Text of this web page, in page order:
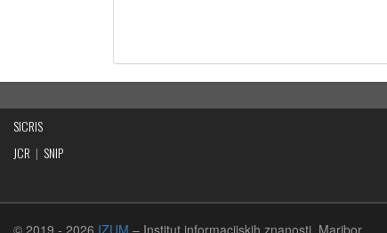
SICRIS
JCR | SNIP
© 2019 - 2026 IZUM – Institut informacijskih znanosti, Maribor